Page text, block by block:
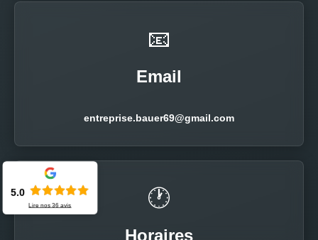
📧
Email
entreprise.bauer69@gmail.com
🕐
Horaires
5.0
Lire nos36 avis